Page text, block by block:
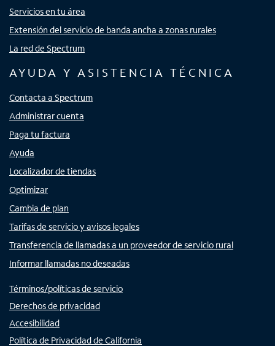
Servicios en tu área
Extensión del servicio de banda ancha a zonas rurales
La red de Spectrum
AYUDA Y ASISTENCIA TÉCNICA
Contacta a Spectrum
Administrar cuenta
Paga tu factura
Ayuda
Localizador de tiendas
Optimizar
Cambia de plan
Tarifas de servicio y avisos legales
Transferencia de llamadas a un proveedor de servicio rural
Informar llamadas no deseadas
Términos/políticas de servicio
Derechos de privacidad
Accesibilidad
Política de Privacidad de California